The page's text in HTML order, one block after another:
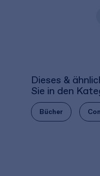
Dieses &
Sie in den
Bücher